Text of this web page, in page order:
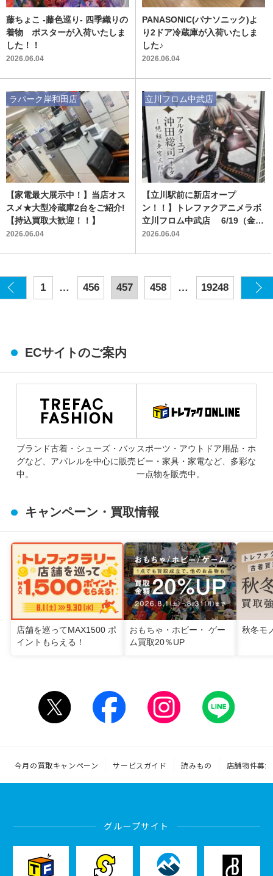
藤ちょこ -藤色巡り- 四季織りの
着物 ポスターが入荷いたしま
した！！
2026.06.04
PANASONIC(パナソニック)よ
り2ドア冷蔵庫が入荷いたしま
した♪
2026.06.04
【家電最大展示中！】当店オス
スメ★大型冷蔵庫2台をご紹介!
【持込買取大歓迎！！】
2026.06.04
ラパーク岸和田店
【立川駅前に新店オープ
ン！！】トレファクアニメラボ
立川フロム中武店 6/19（金）
10：00～グランドオープン！！
2026.06.04
立川フロム中武店
1 … 456 457 458 … 19248
ECサイトのご案内
ブランド古着・シューズ・バッ
グなど、アパレルを中心に販売
中。
スポーツ・アウトドア用品・ホ
ビー・家具・家電など、多彩な
一点物を販売中。
キャンペーン・買取情報
店舗を巡ってMAX1500 ポ
イントもらえる！
おもちゃ・ホビー・ ゲー
ム買取20％UP
秋冬モ
今月の買取キャンペーン サービスガイド 読みもの 店舗物件募集
グループサイト